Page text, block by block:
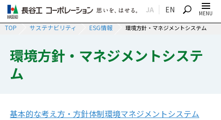
JA EN
SEARCH MENU
TOP サステナビリティ ESG情報 環境方針・マネジメントシステム
環境方針・マネジメントシステ
ム
基本的な考え方・方針体制環境マネジメントシステム